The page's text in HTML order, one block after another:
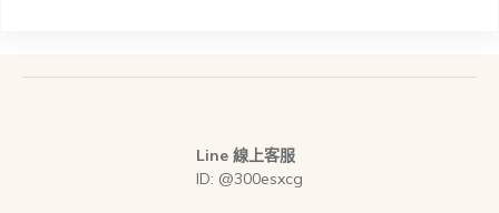
Line 線上客服
ID: @300esxcg